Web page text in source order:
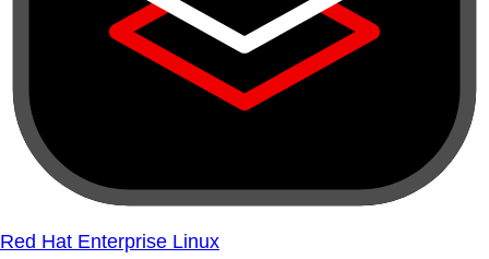
Red Hat Enterprise Linux